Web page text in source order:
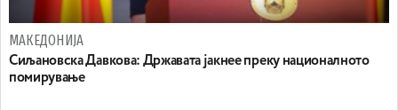
МАКЕДОНИЈА
Сиљановска Давкова: Државата јакнее преку националното
помирување